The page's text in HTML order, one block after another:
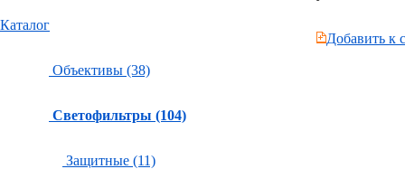
Каталог
Объективы (38)
Светофильтры (104)
Защитные (11)
Добавить к